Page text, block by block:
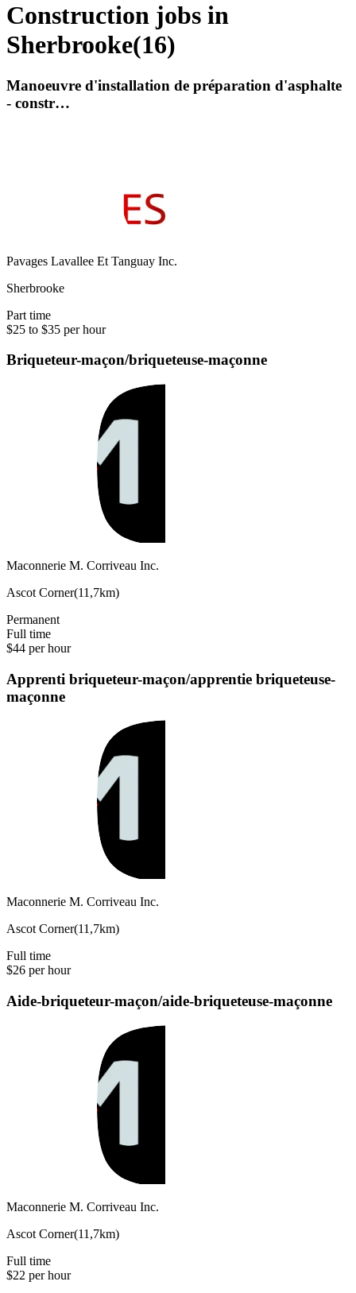
Construction jobs in
Sherbrooke(16)
Manoeuvre d'installation de préparation d'asphalte
- constr…
Pavages Lavallee Et Tanguay Inc.
Sherbrooke
Part time
$25 to $35 per hour
Briqueteur-maçon/briqueteuse-maçonne
Maconnerie M. Corriveau Inc.
Ascot Corner(11,7km)
Permanent
Full time
$44 per hour
Apprenti briqueteur-maçon/apprentie briqueteuse-
maçonne
Maconnerie M. Corriveau Inc.
Ascot Corner(11,7km)
Full time
$26 per hour
Aide-briqueteur-maçon/aide-briqueteuse-maçonne
Maconnerie M. Corriveau Inc.
Ascot Corner(11,7km)
Full time
$22 per hour